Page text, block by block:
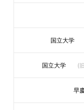
国立大学
国立大学 (
早